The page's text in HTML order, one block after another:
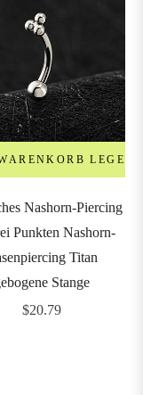
LEGEN
Nashorn-Piercing
Punkten Nashorn-
Titan
Stange
Regulärer
$20.79